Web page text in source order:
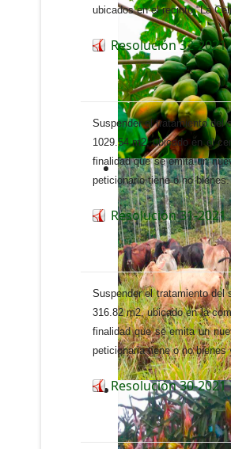
ubicados en el recinto "La
Resolución 32-2021
Suspender el tratamiento del
1029.54 m2, ubicado en el
finalidad que se emita un
peticionario tiene o no bienes.
Resolución 31-2021
Suspender el tratamiento del
316.82 m2, ubicado en la
finalidad que se emita un
peticionaria tiene o no
Resolución 30-2021